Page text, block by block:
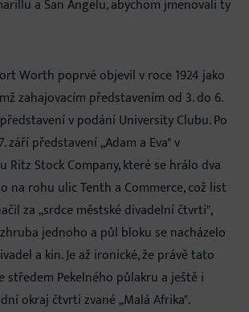
a San Angelu, abychom jmenovali ty
Worth poprvé objevil v roce 1924 jako
zahajovacím představením od 3. do 6.
v podání University Clubu. Po
září představení „Adam a Eva" v
Ritz Stock Company, které se hrálo dva
na rohu ulic Tenth a Commerce, což list
za „srdce městské divadelní čtvrti",
jednoho a půl bloku se nacházelo
a kin. Je až ironické, že právě tato
středem Pekelného půlakru a ještě i
okraj čtvrti zvané „Malá Afrika".